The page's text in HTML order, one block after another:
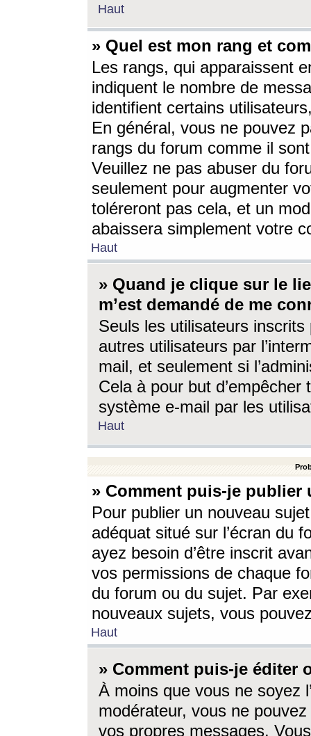
Haut
» Quel est mon rang et
Les rangs, qui apparaissent
indiquent le nombre de
identifient certains
En général, vous ne pouvez
rangs du forum comme il
Veuillez ne pas abuser du
seulement pour augmenter
toléreront pas cela, et un
abaissera simplement votre
Haut
» Quand je clique sur le
m’est demandé de me
Seuls les utilisateurs
autres utilisateurs par
mail, et seulement si
Cela à pour but
système e-mail par les
Haut
» Comment puis-je
Pour publier un nouveau
adéquat situé sur l’écran du
ayez besoin d’être inscrit
vos permissions de chaque
du forum ou du sujet. Par
nouveaux sujets, vous
Haut
» Comment puis-je éditer
À moins que vous ne soyez
modérateur, vous ne
vos propres messages.